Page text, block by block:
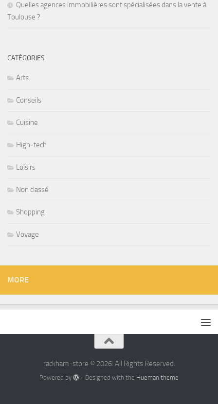
Quelles agences immobilières sont spécialisées dans la vente à
Toulouse ?
CATÉGORIES
Arts
Conseils
Cuisine
High-tech
Loisirs
Non classé
Shopping
Voyage
MORE
rackham-store © 2026. All Rights Reserved.
Powered by - Designed with the Hueman theme